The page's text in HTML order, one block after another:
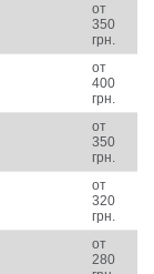
от
350
грн.
от
400
грн.
от
350
грн.
от
320
грн.
от
280